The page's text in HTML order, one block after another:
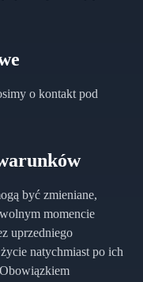
o kontakt pod
być zmieniane,
momencie
uprzedniego
natychmiast po ich